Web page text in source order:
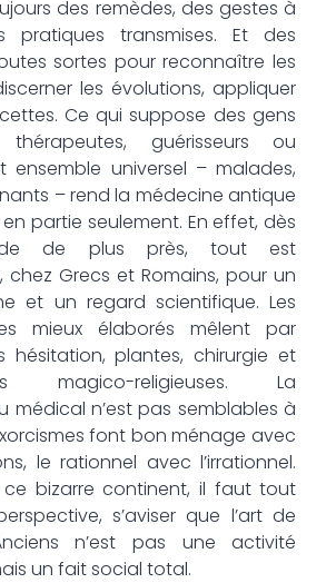
des remèdes, des gestes à
pratiques transmises. Et des
sortes pour reconnaître les
les évolutions, appliquer
Ce qui suppose des gens
guérisseurs ou
ensemble universel – malades,
– rend la médecine antique
partie seulement. En effet, dès
de plus près, tout est
Grecs et Romains, pour un
et un regard scientifique. Les
mieux élaborés mêlent par
hésitation, plantes, chirurgie et
magico-religieuses. La
médical n’est pas semblables à
font bon ménage avec
le rationnel avec l’irrationnel.
bizarre continent, il faut tout
s’aviser que l’art de
n’est pas une activité
un fait social total.